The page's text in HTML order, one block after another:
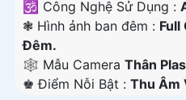
🕉️ Công Nghệ Sử Dụng :
❃ Hình ảnh ban đêm : Full
Ðêm.
🕸️ Mẫu Camera Thân
️♚ Điểm Nỗi Bật : Thu Âm